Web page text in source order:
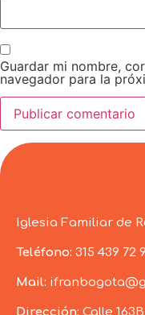
Guardar mi nombre,
navegador para la
Iglesia Familiar de
Teléfono: 315 439 72
Mail:
Dirección: Calle